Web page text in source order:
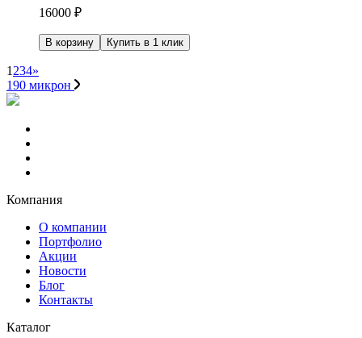
16000 ₽
В корзину Купить в 1 клик
1 234»
190 микрон
Компания
О компании
Портфолио
Акции
Новости
Блог
Контакты
Каталог